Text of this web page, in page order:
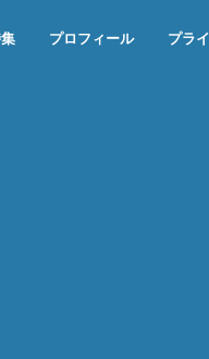
プロフィール プラ